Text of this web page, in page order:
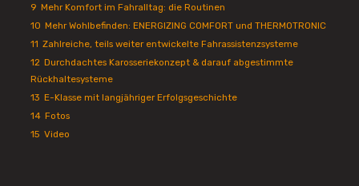
9 Mehr Komfort im Fahralltag: die Routinen
10 Mehr Wohlbefinden: ENERGIZING COMFORT und THERMOTRONIC
11 Zahlreiche, teils weiter entwickelte Fahrassistenzsysteme
12 Durchdachtes Karosseriekonzept & darauf abgestimmte
Rückhaltesysteme
13 E-Klasse mit langjähriger Erfolgsgeschichte
14 Fotos
15 Video